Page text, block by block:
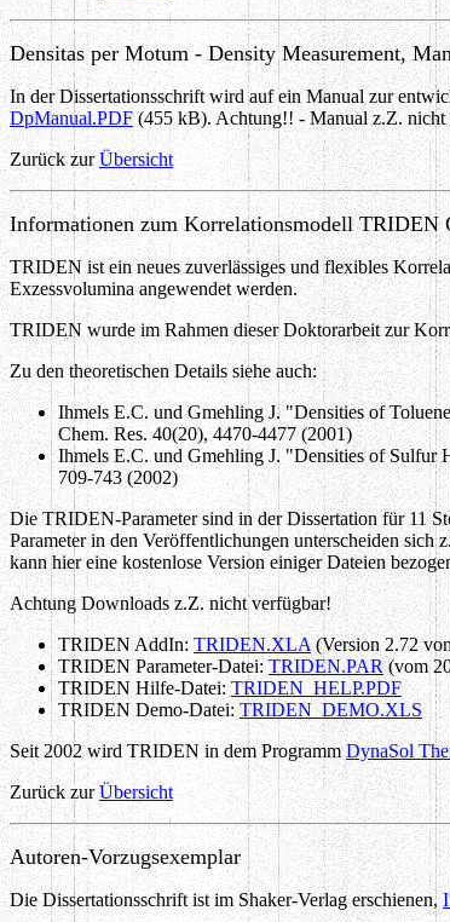
Densitas per Motum - Density Measurement,
In der Dissertationsschrift wird auf ein Manual zur
DpManual.PDF (455 kB). Achtung!! - Manual z.Z. nicht
Zurück zurÜbersicht
Informationen zum KorrelationsmodellTRIDEN
TRIDEN ist ein neues zuverlässiges und flexibles
Exzessvolumina angewendet werden.
TRIDEN wurde im Rahmen dieser Doktorarbeit zur
Zu den theoretischen Details siehe auch:
Ihmels E.C. und Gmehling J. "Densities of
Chem. Res. 40(20), 4470-4477 (2001)
Ihmels E.C. und Gmehling J. "Densities of Sulfur
709-743 (2002)
Die TRIDEN-Parameter sind in der Dissertation für 11
Parameter in den Veröffentlichungen unterscheiden
kann hier eine kostenlose Version einiger Dateien
Achtung Downloads z.Z. nicht verfügbar!
TRIDEN AddIn: TRIDEN.XLA(Version 2.72
TRIDEN Parameter-Datei: TRIDEN.PAR(vom
TRIDEN Hilfe-Datei: TRIDEN_HELP.PDF
TRIDEN Demo-Datei: TRIDEN_DEMO.XLS
Seit 2002 wird TRIDEN in dem ProgrammDynaSol
Zurück zurÜbersicht
Autoren-Vorzugsexemplar
Die Dissertationsschrift ist im Shaker-Verlag erschienen,